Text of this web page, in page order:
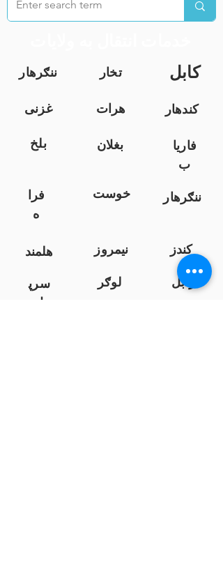
ننګرهار تخار کابل
غزنی هرات
کندهار
بلخ
بغلان
فاریا
ب
فرا
ه
خوست ننګرهار
هلمند نیمروز
کندز
سرپ
ل
لوګر زابل